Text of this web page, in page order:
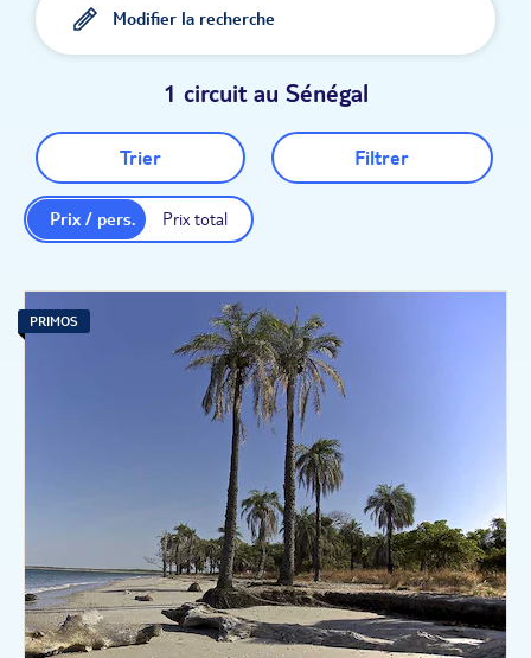
Modifier la recherche
1 circuit au Sénégal
Trier Filtrer
Prix total
Prix / pers.
PRIMOS